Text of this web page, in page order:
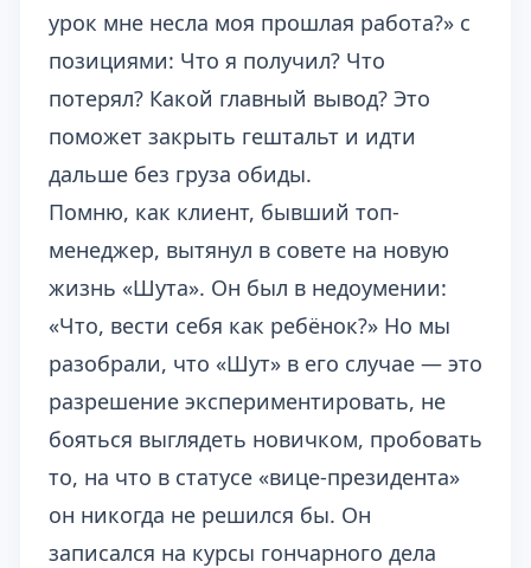
урок мне несла моя прошлая работа?» с
позициями: Что я получил? Что
потерял? Какой главный вывод? Это
поможет закрыть гештальт и идти
дальше без груза обиды.
Помню, как клиент, бывший топ-
менеджер, вытянул в совете на новую
жизнь «Шута». Он был в недоумении:
«Что, вести себя как ребёнок?» Но мы
разобрали, что «Шут» в его случае — это
разрешение экспериментировать, не
бояться выглядеть новичком, пробовать
то, на что в статусе «вице-президента»
он никогда не решился бы. Он
записался на курсы гончарного дела